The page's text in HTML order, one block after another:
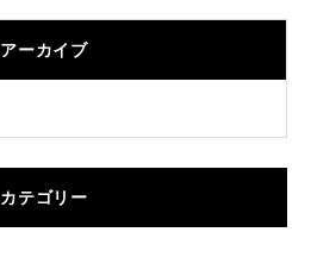
アーカイブ
カテゴリー